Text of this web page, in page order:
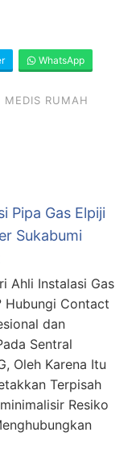
WhatsApp
MEDIS RUMAH
Pipa Gas Elpiji
Sukabumi
Ahli Instalasi Gas
Hubungi Contact
dan
Sentral
Oleh Karena Itu
Terpisah
Resiko